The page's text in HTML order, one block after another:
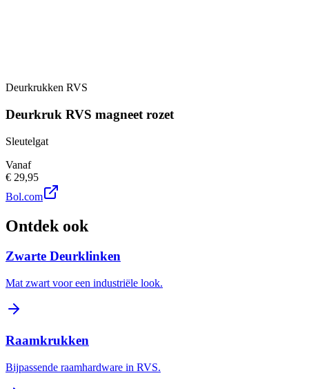
Deurkrukken RVS
Deurkruk RVS magneet rozet
Sleutelgat
Vanaf
€ 29,95
Bol.com
Ontdek ook
Zwarte Deurklinken
Mat zwart voor een industriële look.
Raamkrukken
Bijpassende raamhardware in RVS.